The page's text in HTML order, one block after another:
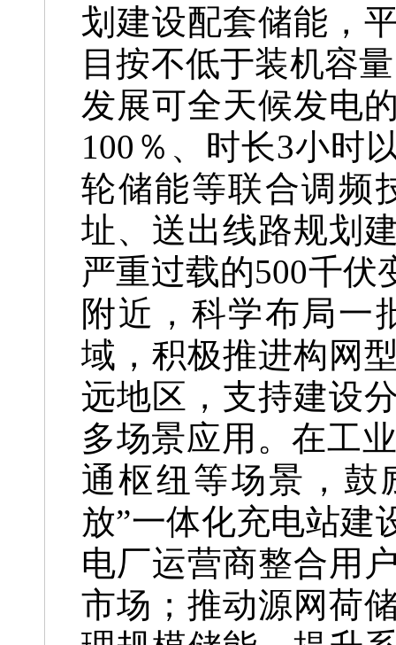
划建设配套储能，
目按不低于装机容
发展可全天候发电
100％、时长3小时
轮储能等联合调频
址、送出线路规划
严重过载的500千
附近，科学布局一
域，积极推进构网
远地区，支持建设
多场景应用。在工
通枢纽等场景，鼓
放”一体化充电站建
电厂运营商整合用
市场；推动源网荷